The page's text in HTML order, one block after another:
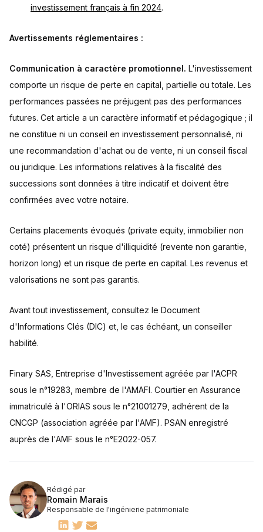
investissement français à fin 2024.
Avertissements réglementaires :
Communication à caractère promotionnel. L'investissement
comporte un risque de perte en capital, partielle ou totale. Les
performances passées ne préjugent pas des performances
futures. Cet article a un caractère informatif et pédagogique ; il
ne constitue ni un conseil en investissement personnalisé, ni
une recommandation d'achat ou de vente, ni un conseil fiscal
ou juridique. Les informations relatives à la fiscalité des
successions sont données à titre indicatif et doivent être
confirmées avec votre notaire.
Certains placements évoqués (private equity, immobilier non
coté) présentent un risque d'illiquidité (revente non garantie,
horizon long) et un risque de perte en capital. Les revenus et
valorisations ne sont pas garantis.
Avant tout investissement, consultez le Document
d'Informations Clés (DIC) et, le cas échéant, un conseiller
habilité.
Finary SAS, Entreprise d'Investissement agréée par l'ACPR
sous le n°19283, membre de l'AMAFI. Courtier en Assurance
immatriculé à l'ORIAS sous le n°21001279, adhérent de la
CNCGP (association agréée par l'AMF). PSAN enregistré
auprès de l'AMF sous le n°E2022-057.
Rédigé par
Romain Marais
Responsable de l'ingénierie patrimoniale